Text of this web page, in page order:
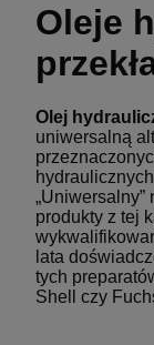
Oleje
Olej
uniwersalną
„Uniwersalny”
produkty z tej
lata
tych
Shell czy